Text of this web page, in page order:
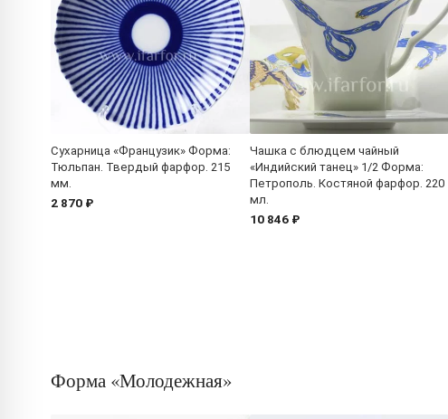
Сухарница «Французик» Форма:
Тюльпан. Твердый фарфор. 215
мм.
2 870 ₽
Чашка с блюдцем чайный
«Индийский танец» 1/2 Форма:
Петрополь. Костяной фарфор. 220
мл.
10 846 ₽
Форма «Молодежная»